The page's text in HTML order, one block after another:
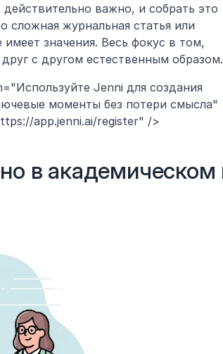
важно, и собрать это
сложная журнальная статья или
значения. Весь фокус в том,
с другом естественным образом.
Jenni для создания
моменты без потери смысла"
app.jenni.ai/register" />
в академическом